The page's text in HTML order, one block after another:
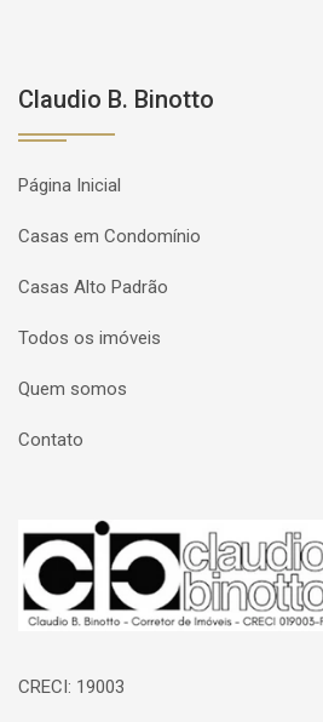
Claudio B. Binotto
Página Inicial
Casas em Condomínio
Casas Alto Padrão
Todos os imóveis
Quem somos
Contato
Página inicial
CRECI: 19003